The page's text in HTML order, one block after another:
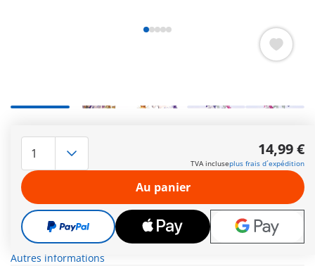
amie fée ! Partout où elle surgit, Lavande porte-bonheur
semble apporter un peu plus de bonheur ; un véritable porte-
bonheur au royaume des licornes. La charmante fée est
accompagnée de son adorable compagnon, le Joyling, qui
l’aide avec joie et dévouement à s'occuper de la licorne. La
crinière, la queue et la corne de la licorne sont
interchangeables. Il est ainsi possible, avec d'autres licornes
de la nouvelle série de licornes PLAYMOBIL, de créer des
licornes individuelles et uniques !
Autres informations
14,99 €
TVA incluseplus frais d´expédition
Au panier